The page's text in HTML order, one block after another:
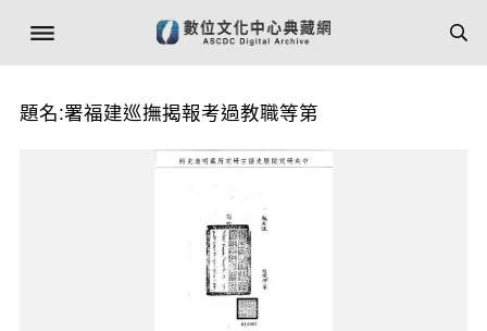
題名:署福建巡撫揭報考過教職等第